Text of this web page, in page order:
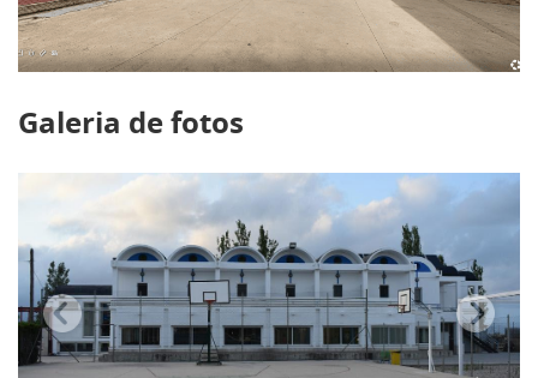
Galeria de fotos